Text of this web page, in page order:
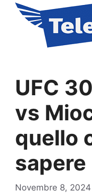
contenuto
UFC
vs
quello
sapere
Novembre 8, 2024